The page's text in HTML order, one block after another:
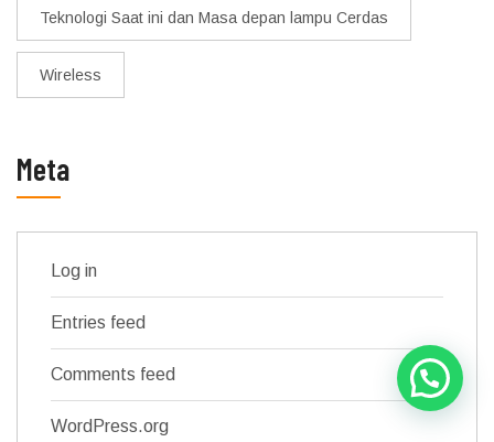
Teknologi Saat ini dan Masa depan lampu Cerdas
Wireless
Meta
Log in
Entries feed
Comments feed
WordPress.org